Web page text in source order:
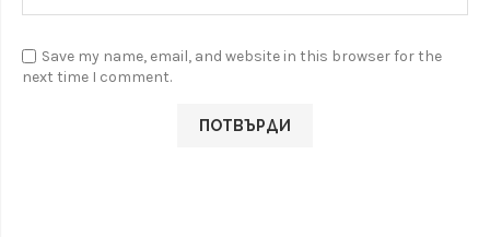
Save my name, email, and website in this browser for the
next time I comment.